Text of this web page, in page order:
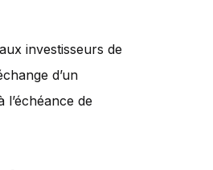
investisseurs de
d’un
l’échéance de